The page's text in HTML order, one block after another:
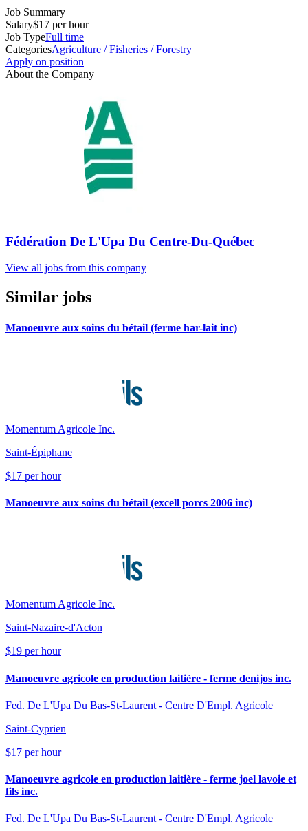
Job Summary
Salary$17 per hour
Job TypeFull time
CategoriesAgriculture / Fisheries / Forestry
Apply on position
About the Company
Fédération De L'Upa Du Centre-Du-Québec
View all jobs from this company
Similar jobs
Manoeuvre aux soins du bétail (ferme har-lait inc)
Momentum Agricole Inc.
Saint-Épiphane
$17 per hour
Manoeuvre aux soins du bétail (excell porcs 2006 inc)
Momentum Agricole Inc.
Saint-Nazaire-d'Acton
$19 per hour
Manoeuvre agricole en production laitière - ferme denijos inc.
Fed. De L'Upa Du Bas-St-Laurent - Centre D'Empl. Agricole
Saint-Cyprien
$17 per hour
Manoeuvre agricole en production laitière - ferme joel lavoie et
fils inc.
Fed. De L'Upa Du Bas-St-Laurent - Centre D'Empl. Agricole